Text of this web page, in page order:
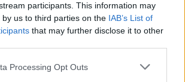
participants. This information may
us to third parties on the IAB’s List of
that may further disclose it to other
Processing Opt Outs
long à haute température (60°C
literie, les draps, et les textiles très
Pour les vêtements, un
un détergent adapté peut suffire,
éliminer davantage d’allergènes.